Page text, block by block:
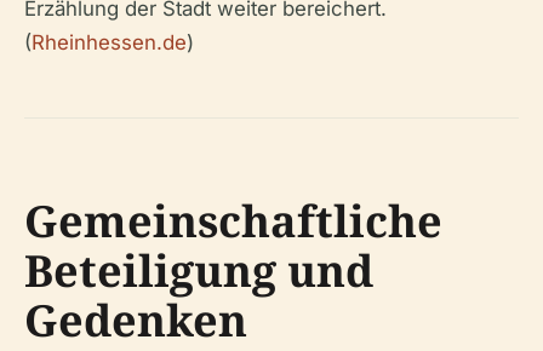
Erzählung der Stadt weiter bereichert.
(Rheinhessen.de)
Gemeinschaftliche
Beteiligung und
Gedenken